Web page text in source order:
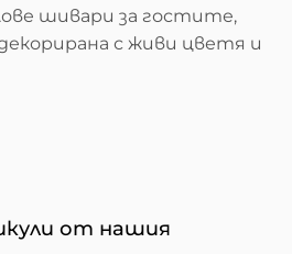
шивари за гостите,
декорирана с живи цветя и
от нашия